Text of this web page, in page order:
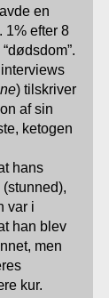
en
1% efter 8
) tilskriver
af sin
ketogen
hans
var i
han blev
men
kur.